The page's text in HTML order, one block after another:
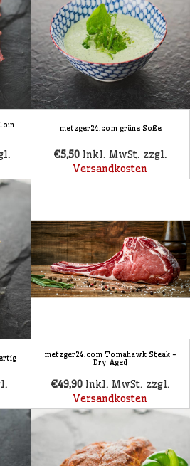
metzger24.com grüne Soße
€5,50 Inkl. MwSt. zzgl.
Versandkosten
metzger24.com Tomahawk Steak -
Dry Aged
€49,90 Inkl. MwSt. zzgl.
Versandkosten